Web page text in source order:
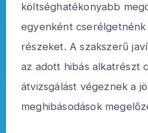
költséghatékonyabb
egyenként
részeket. A szakszerű
az adott hibás alkatrészt
átvizsgálást végeznek a
meghibásodások